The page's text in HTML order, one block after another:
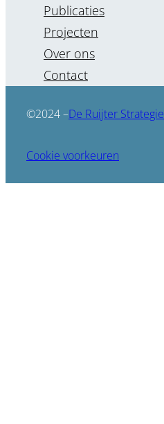
Publicaties
Projecten
Over ons
Contact
©2024 –De Ruijter Strategie
Cookie voorkeuren